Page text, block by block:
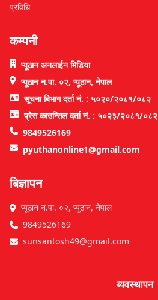
प्रविधि
कम्पनी
प्यूठान अनलाईन मिडिया
प्यूठान न.पा. ०२, प्यूठान, नेपाल
सूचना बिभाग दर्ता नं. : ५०२०/२०८१/०८२
प्रेस काउन्सिल दर्ता नं. : ५०२३/२०८१/०८२
9849526169
pyuthanonline1@gmail.com
बिज्ञापन
प्यूठान न.पा. ०२, प्युठान, नेपाल
9849526169
sunsantosh49@gmail.com
ब्यवस्थापन